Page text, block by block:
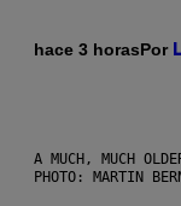
hace 3 horasPor
A MUCH, MUCH
PHOTO: MARTIN